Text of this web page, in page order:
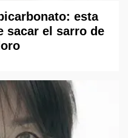
esta
sacar el sarro de